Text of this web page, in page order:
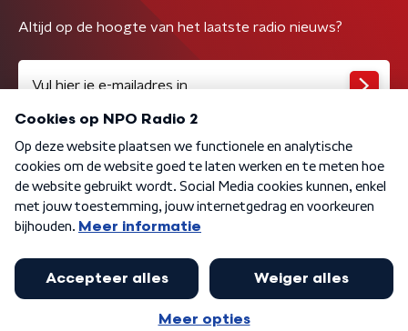
Altijd op de hoogte van het laatste radio nieuws?
Algemene voorwaarden